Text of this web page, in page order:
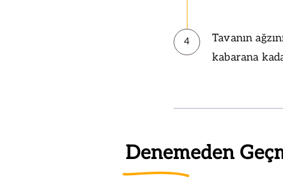
4
Tavanın
kabarana
Denemeden